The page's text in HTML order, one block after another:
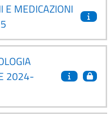
E MEDICAZIONI
2024-